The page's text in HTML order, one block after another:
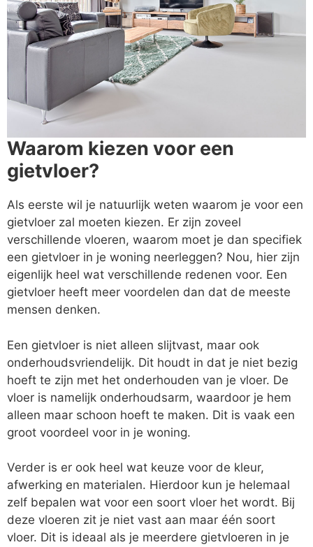
Waarom kiezen voor een
gietvloer?
Als eerste wil je natuurlijk weten waarom je voor een
gietvloer zal moeten kiezen. Er zijn zoveel
verschillende vloeren, waarom moet je dan specifiek
een gietvloer in je woning neerleggen? Nou, hier zijn
eigenlijk heel wat verschillende redenen voor. Een
gietvloer heeft meer voordelen dan dat de meeste
mensen denken.
Een gietvloer is niet alleen slijtvast, maar ook
onderhoudsvriendelijk. Dit houdt in dat je niet bezig
hoeft te zijn met het onderhouden van je vloer. De
vloer is namelijk onderhoudsarm, waardoor je hem
alleen maar schoon hoeft te maken. Dit is vaak een
groot voordeel voor in je woning.
Verder is er ook heel wat keuze voor de kleur,
afwerking en materialen. Hierdoor kun je helemaal
zelf bepalen wat voor een soort vloer het wordt. Bij
deze vloeren zit je niet vast aan maar één soort
vloer. Dit is ideaal als je meerdere gietvloeren in je